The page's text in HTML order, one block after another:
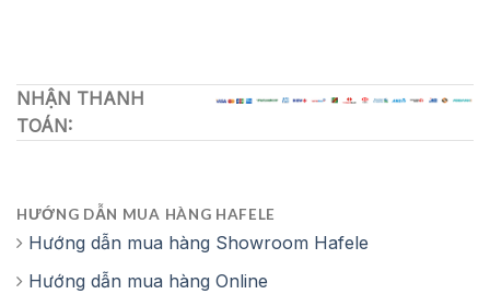
NHẬN THANH
TOÁN:
HƯỚNG DẪN MUA HÀNG HAFELE
Hướng dẫn mua hàng Showroom Hafele
Hướng dẫn mua hàng Online